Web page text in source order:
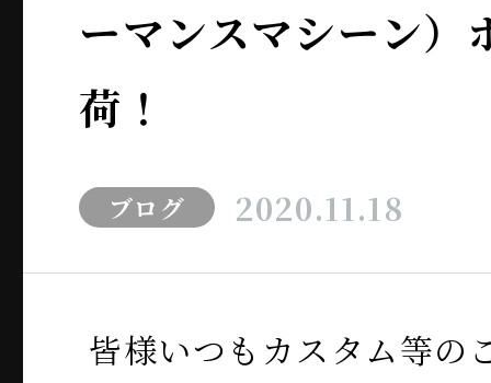
ーマンスマシーン）
荷！
ブログ 2020.11.18
皆様いつもカスタム等の